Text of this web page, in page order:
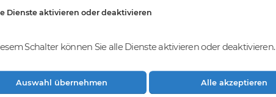
um den Domainnamen zu erwerben?
Dienste aktivieren oder deaktivieren
Schalter können Sie alle Dienste aktivieren oder deaktivieren.
Auswahl übernehmen Alle akzeptieren